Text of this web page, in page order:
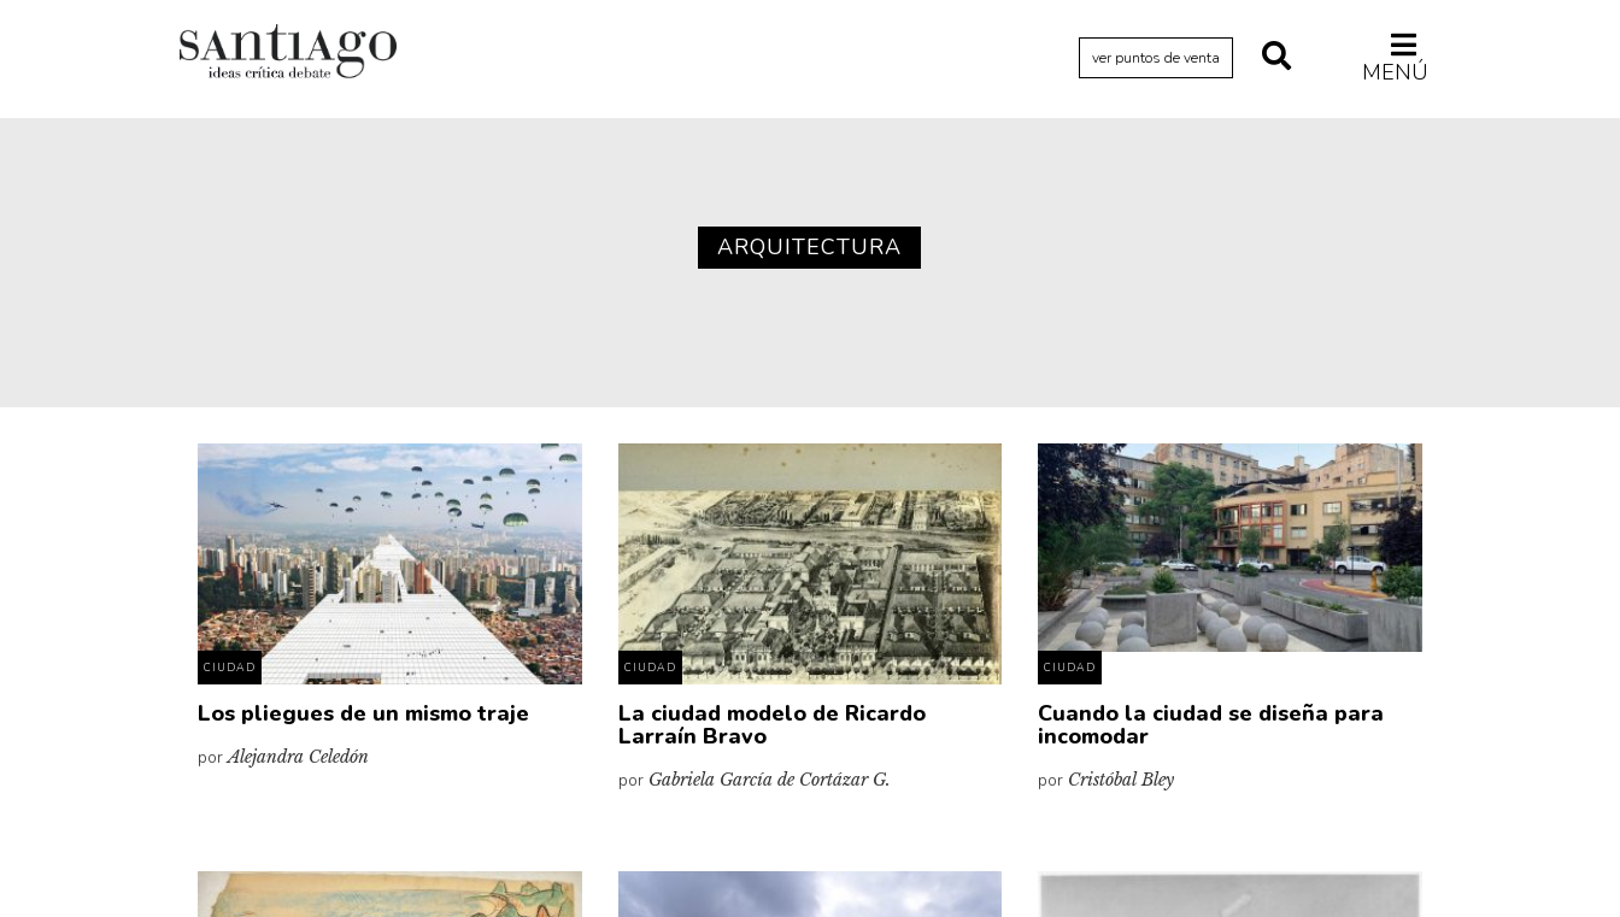
ver puntos de venta MENÚ
Ciudad
Cómics
Críticas
Diccionario portátil de la literatura
Historia material de los libros
Lagunas mentales
Libros
Libros usados
Literatura
Personaje
Personajes secundarios
Política
Turismo accidental
Vidas paralelas
Voces y lecturas
ARQUITECTURA
CIUDAD
Los pliegues de un mismo traje
porAlejandra Celedón
CIUDAD
La ciudad modelo de Ricardo
Larraín Bravo
por Gabriela García de Cortázar G.
CIUDAD
Cuando la ciudad se diseña para
incomodar
por Cristóbal Bley